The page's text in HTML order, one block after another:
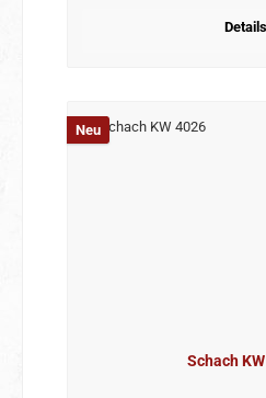
Details
Neu
Schach